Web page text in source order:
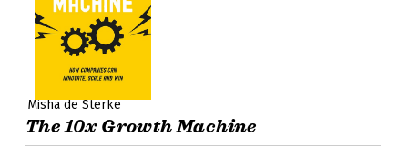
Misha de Sterke
The 10x Growth Machine